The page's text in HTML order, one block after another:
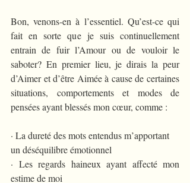
Bon, venons-en à l’essentiel. Qu’est-ce qui
fait en sorte que je suis continuellement
entrain de fuir l’Amour ou de vouloir le
saboter? En premier lieu, je dirais la peur
d’Aimer et d’être Aimée à cause de certaines
situations, comportements et modes de
pensées ayant blessés mon cœur, comme :
· La dureté des mots entendus m’apportant
un déséquilibre émotionnel
· Les regards haineux ayant affecté mon
estime de moi